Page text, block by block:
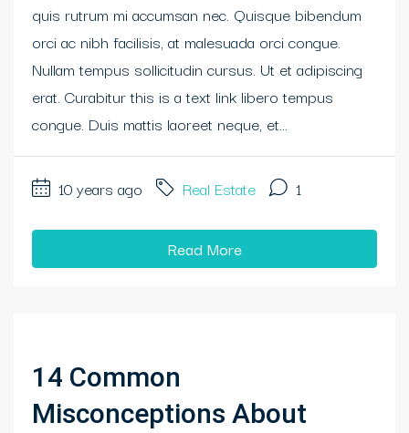
quis rutrum mi accumsan nec. Quisque bibendum
orci ac nibh facilisis, at malesuada orci congue.
Nullam tempus sollicitudin cursus. Ut et adipiscing
erat. Curabitur this is a text link libero tempus
congue. Duis mattis laoreet neque, et...
10 years ago Real Estate 1
Read More
14 Common
Misconceptions About